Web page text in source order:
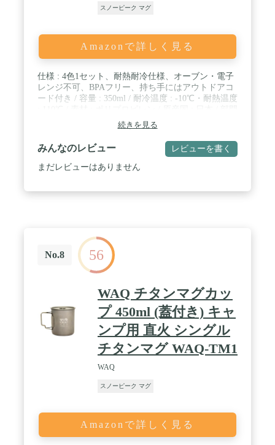
スノーピーク マグ
Amazonで詳しく見る
仕様 : 4色1セット、耐熱耐冷仕様、オーブン・電子
レンジ不可、BPAフリー、持ち手にはアウトドアコ
ード付き / 容量 : 350ml / 耐冷温度 : -10℃・耐熱温度
名: ユニセックス大人続きを見る
みんなのレビュー レビューを書く
まだレビューはありません
No.8 56
WAQ チタンマグカッ
プ 450ml (蓋付き) キャ
ンプ用 直火 シングル
チタンマグ WAQ-TM1
WAQ
スノーピーク マグ
Amazonで詳しく見る